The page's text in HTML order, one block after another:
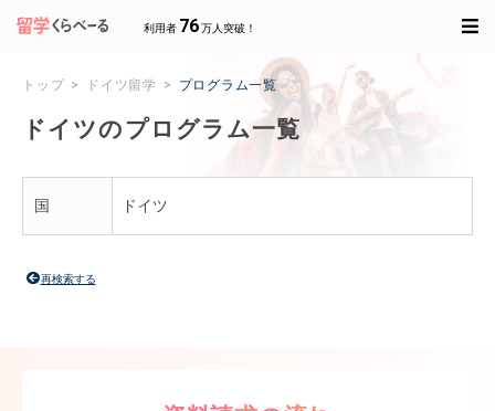
利用者 76万人突破！
トップ ドイツ留学 プログラム一覧
ドイツのプログラム一覧
国 ドイツ
再検索する